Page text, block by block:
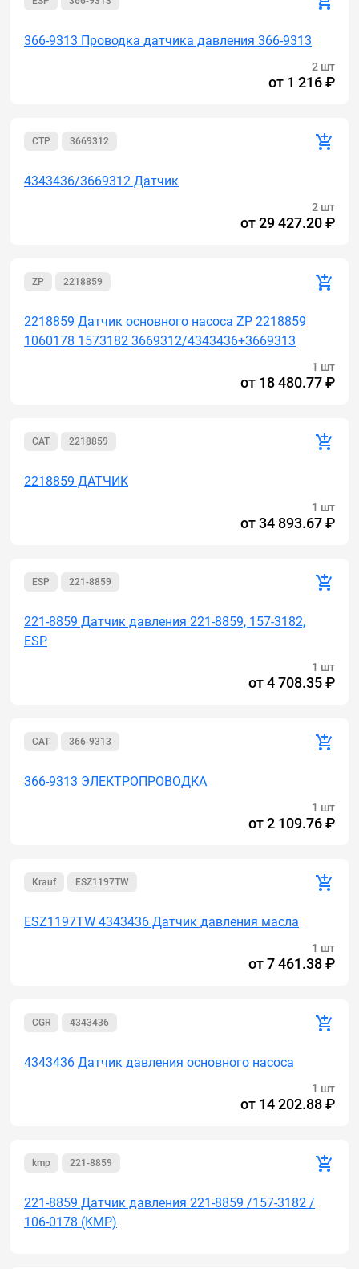
366-9313 Проводка датчика давления 366-9313
2 шт
от 1 216 ₽
CTP 3669312
4343436/3669312 Датчик
2 шт
от29 427.20 ₽
ZP 2218859
2218859 Датчик основного насоса ZP 2218859
1060178 1573182 3669312/4343436+3669313
1 шт
от 18 480.77 ₽
CAT 2218859
2218859 ДАТЧИК
1 шт
от34 893.67 ₽
ESP 221-8859
221-8859 Датчик давления 221-8859, 157-3182,
ESP
1 шт
от4 708.35 ₽
CAT 366-9313
366-9313 ЭЛЕКТРОПРОВОДКА
1 шт
от2 109.76 ₽
Krauf ESZ1197TW
ESZ1197TW 4343436 Датчик давления масла
1 шт
от7 461.38 ₽
CGR 4343436
4343436 Датчик давления основного насоса
1 шт
от 14 202.88 ₽
kmp 221-8859
221-8859 Датчик давления 221-8859 /157-3182 /
106-0178 (KMP)